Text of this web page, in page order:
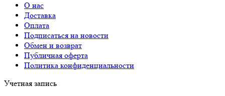
О нас
Доставка
Оплата
Подписаться на новости
Обмен и возврат
Публичная оферта
Политика конфиденциальности
Учетная запись